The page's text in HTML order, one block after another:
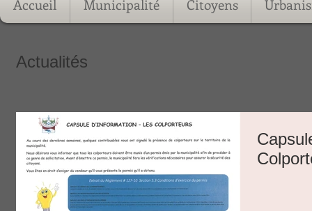
Accueil Municipalité Citoyens
Actualités